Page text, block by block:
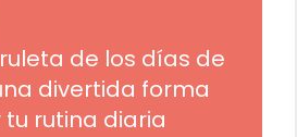
de los días de
divertida forma
rutina diaria